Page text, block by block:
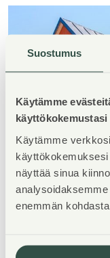
Suostumus
Käytämme
käyttökokemustasi
Käytämme
näyttää sinua
enemmän